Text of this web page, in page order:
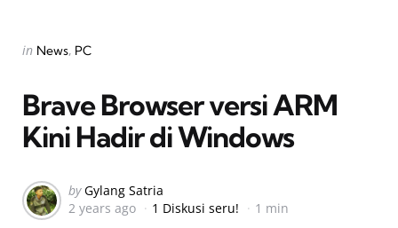
Categories
Posted
in News PC
Brave Browser versi ARM
Kini Hadir di Windows
Posted
by
by Gylang Satria
2 years ago
1 Diskusi seru! 1 min